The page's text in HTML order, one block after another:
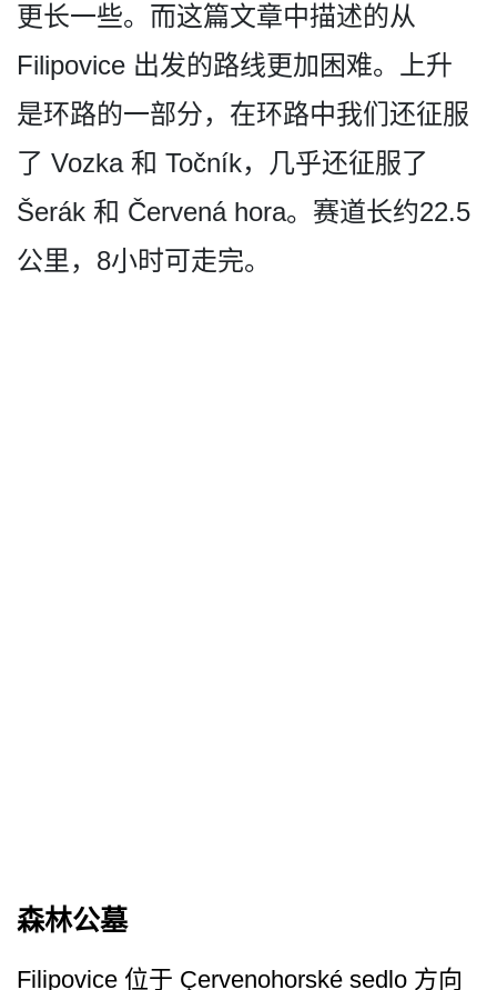
更长­一些。而这篇文章中描述的从
Filipovice 出发的路线更加困难。上升
是­环路的一部分，在环路中我们还征服
了 Vozka 和 Točník，几乎还征服了
Šerák 和 Červená hora。赛道长约22.5
公里，8小时可走完。
森林公墓
Filipovice 位于 Çervenohorské sedlo 方向